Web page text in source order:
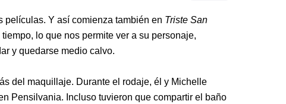
películas. Y así comienza también en Triste San
lo que nos permite ver a su personaje,
y quedarse medio calvo.
del maquillaje. Durante el rodaje, él y Michelle
Pensilvania. Incluso tuvieron que compartir el baño